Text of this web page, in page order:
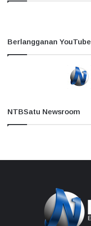
Berlangganan YouTube
NTBSatu Newsroom